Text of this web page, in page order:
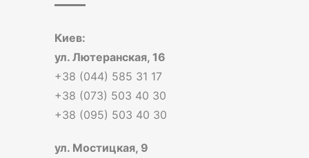
Киев:
ул. Лютеранская, 16
+38 (044) 585 31 17
+38 (073) 503 40 30
+38 (095) 503 40 30
ул. Мостицкая, 9